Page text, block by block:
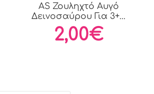
AS Ζουληχτό Αυγό
Δεινοσαύρου Για 3+...
2,00€